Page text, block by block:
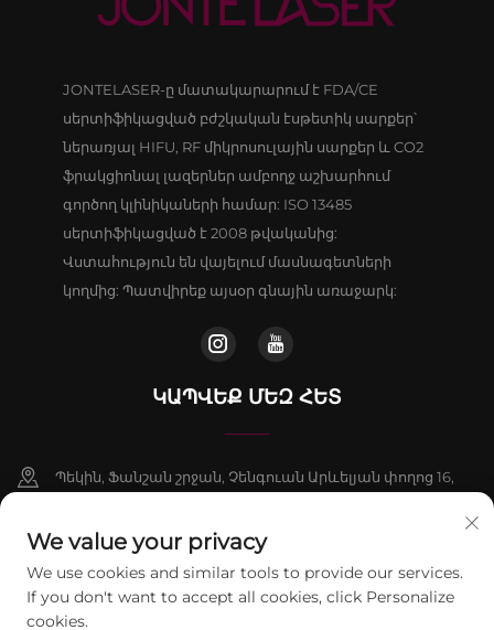
JONTELASER-ը մատակարարում է FDA/CE
սերտիֆիկացված բժշկական էսթետիկ սարքեր՝
ներառյալ HIFU, RF միկրոսուլային սարքեր և CO2
ֆրակցիոնալ լազերներ ամբողջ աշխարհում
գործող կլինիկաների համար: ISO 13485
սերտիֆիկացված է 2008 թվականից:
Վստահություն են վայելում մասնագետների
կողմից: Պատվիրեք այսօր գնային առաջարկ:
ԿԱՊՎԵՔ ՄԵԶ ՀԵՏ
Պեկին, Ֆանշան շրջան, Չենգուան Արևելյան փողոց 16,
+86-13911459627
[email protected]
We value your privacy
We use cookies and similar tools to provide our services.
If you don't want to accept all cookies, click Personalize
cookies.